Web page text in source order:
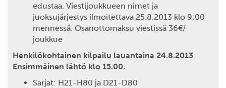
edustaa. Viestijoukkueen nimet ja
juoksujärjestys ilmoitettava 25.8.2013 klo 9:00
mennessä. Osanottomaksu viestissä 36€/
joukkue
Henkilökohtainen kilpailu lauantaina 24.8.2013
Ensimmäinen lähtö klo 15.00.
Sarjat: H21-H80 ja D21-D80